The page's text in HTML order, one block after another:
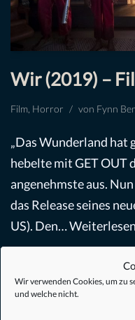
Wir verwenden Cookies, um zu
und welche nicht.
Wir (2019) –
Film Horror von Fynn
„Das Wunderland hat
hebelte mit GET OUT
angenehmste aus.
das Release seines
US). Den…